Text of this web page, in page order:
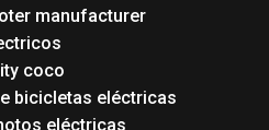
manufacturer
coco
bicicletas eléctricas
eléctricas